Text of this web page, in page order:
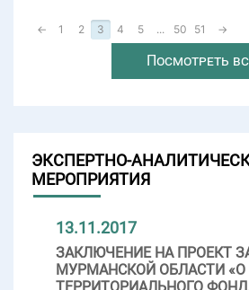
← 1 2 3 4 5 ... 50 51 →
Посмотреть
ЭКСПЕРТНО-
МЕРОПРИЯТИЯ
13.11.2017
ЗАКЛЮЧЕНИЕ НА ПРОЕКТ
МУРМАНСКОЙ ОБЛАСТИ
ТЕРРИТОРИАЛЬНОГО